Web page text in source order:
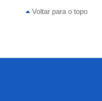
Voltar para o topo